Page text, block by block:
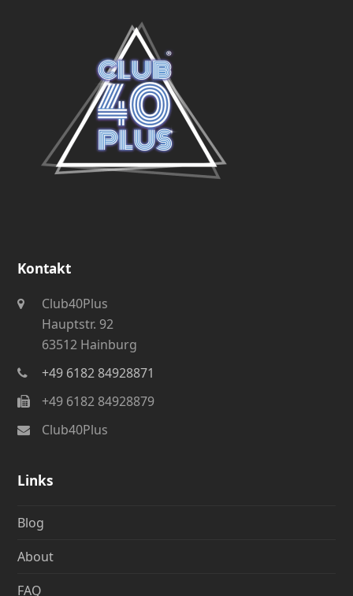
Kontakt
Club40Plus
Hauptstr. 92
63512 Hainburg
+49 6182 84928871
+49 6182 84928879
Club40Plus
Links
Blog
About
FAQ